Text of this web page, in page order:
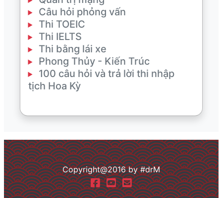
Câu hỏi phỏng vấn
Thi TOEIC
Thi IELTS
Thi bằng lái xe
Phong Thủy - Kiến Trúc
100 câu hỏi và trả lời thi nhập
tịch Hoa Kỳ
Copyright@2016 by #drM